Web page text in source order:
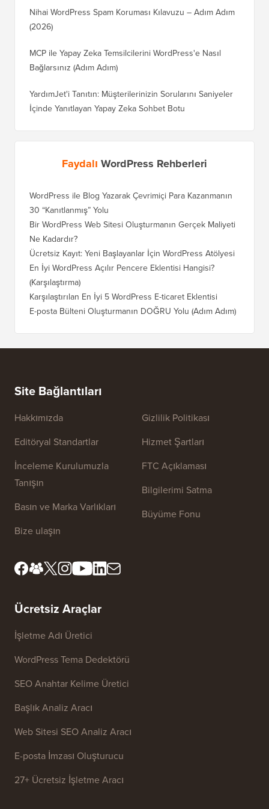
Nihai WordPress Spam Koruması Kılavuzu – Adım Adım
(2026)
MCP ile Yapay Zeka Temsilcilerini WordPress'e Nasıl
Bağlarsınız (Adım Adım)
YardımJet'i Tanıtın: Müşterilerinizin Sorularını Saniyeler
İçinde Yanıtlayan Yapay Zeka Sohbet Botu
Faydalı WordPress Rehberleri
WordPress ile Blog Yazarak Çevrimiçi Para Kazanmanın
30 “Kanıtlanmış” Yolu
Bir WordPress Web Sitesi Oluşturmanın Gerçek Maliyeti
Ne Kadardır?
Ücretsiz Kayıt: Yeni Başlayanlar İçin WordPress Atölyesi
En İyi WordPress Açılır Pencere Eklentisi Hangisi?
(Karşılaştırma)
Karşılaştırılan En İyi 5 WordPress E-ticaret Eklentisi
E-posta Bülteni Oluşturmanın DOĞRU Yolu (Adım Adım)
Site Bağlantıları
Hakkımızda
Editöryal Standartlar
İnceleme Kurulumuzla
Tanışın
Basın ve Marka Varlıkları
Bize ulaşın
Gizlilik Politikası
Hizmet Şartları
FTC Açıklaması
Bilgilerimi Satma
Büyüme Fonu
Ücretsiz Araçlar
İşletme Adı Üretici
WordPress Tema Dedektörü
SEO Anahtar Kelime Üretici
Başlık Analiz Aracı
Web Sitesi SEO Analiz Aracı
E-posta İmzası Oluşturucu
27+ Ücretsiz İşletme Aracı